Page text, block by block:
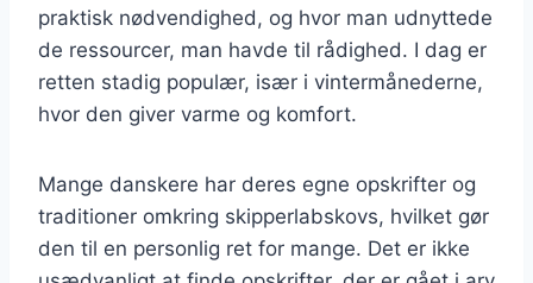
praktisk nødvendighed, og hvor man udnyttede
de ressourcer, man havde til rådighed. I dag er
retten stadig populær, især i vintermånederne,
hvor den giver varme og komfort.
Mange danskere har deres egne opskrifter og
traditioner omkring skipperlabskovs, hvilket gør
den til en personlig ret for mange. Det er ikke